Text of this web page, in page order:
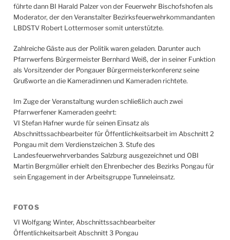
führte dann BI Harald Palzer von der Feuerwehr Bischofshofen als
Moderator, der den Veranstalter Bezirksfeuerwehrkommandanten
LBDSTV Robert Lottermoser somit unterstützte.
Zahlreiche Gäste aus der Politik waren geladen. Darunter auch
Pfarrwerfens Bürgermeister Bernhard Weiß, der in seiner Funktion
als Vorsitzender der Pongauer Bürgermeisterkonferenz seine
Grußworte an die Kameradinnen und Kameraden richtete.
Im Zuge der Veranstaltung wurden schließlich auch zwei
Pfarrwerfener Kameraden geehrt:
VI Stefan Hafner wurde für seinen Einsatz als
Abschnittssachbearbeiter für Öffentlichkeitsarbeit im Abschnitt 2
Pongau mit dem Verdienstzeichen 3. Stufe des
Landesfeuerwehrverbandes Salzburg ausgezeichnet und OBI
Martin Bergmüller erhielt den Ehrenbecher des Bezirks Pongau für
sein Engagement in der Arbeitsgruppe Tunneleinsatz.
FOTOS
VI Wolfgang Winter, Abschnittssachbearbeiter
Öffentlichkeitsarbeit Abschnitt 3 Pongau